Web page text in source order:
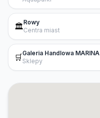
🏛️Rowy
Centra miast
🛒Galeria Handlowa MARINA
Sklepy